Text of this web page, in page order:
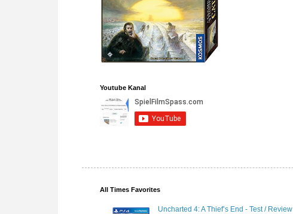
Youtube Kanal
All Times Favorites
Uncharted 4: A Thief’s End - Test / Review